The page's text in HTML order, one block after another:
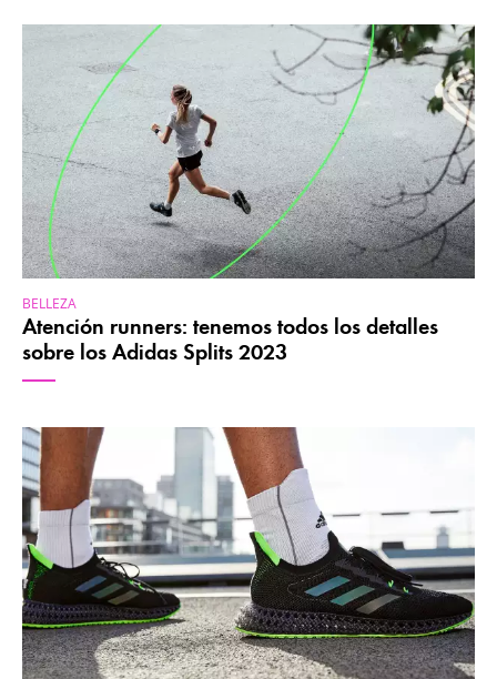
BELLEZA
Atención runners: tenemos todos los detalles
sobre los Adidas Splits 2023